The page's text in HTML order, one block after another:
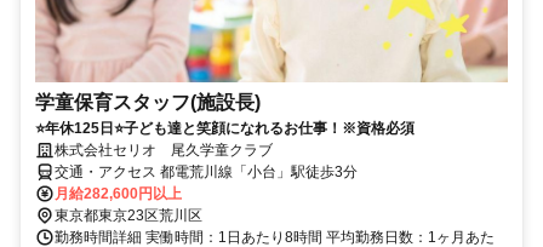
学童保育スタッフ(施設長)
⭐年休125日⭐子ども達と笑顔になれるお仕事！※資格必須
株式会社セリオ 尾久学童クラブ
交通・アクセス 都電荒川線「小台」駅徒歩3分
月給282,600円以上
東京都東京23区荒川区
勤務時間詳細 実働時間：1日あたり8時間 平均勤務日数：1ヶ月あた